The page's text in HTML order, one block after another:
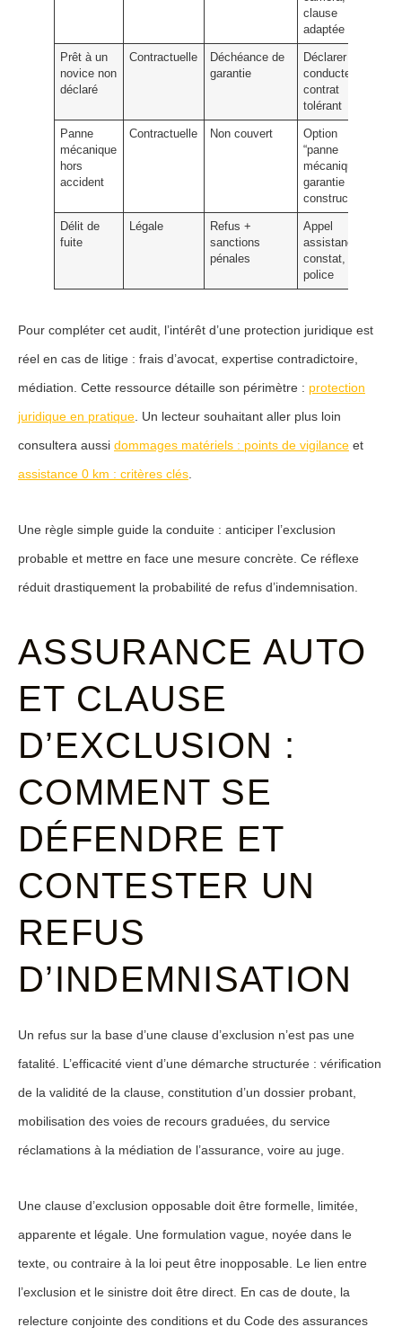
clause
adaptée
Prêt à un
novice non
déclaré
Contractuelle
Déchéance de
garantie
Déclarer
conducteur,
contrat
tolérant
Panne
mécanique
hors
accident
Contractuelle Non couvert
Option
“panne
mécanique”,
garantie
constructeur
Délit de
fuite
Légale
Refus +
sanctions
pénales
Appel
assistance,
constat,
police
Pour compléter cet audit, l’intérêt d’une protection juridique est
réel en cas de litige : frais d’avocat, expertise contradictoire,
médiation. Cette ressource détaille son périmètre : protection
juridique en pratique . Un lecteur souhaitant aller plus loin
consultera aussi dommages matériels : points de vigilance et
assistance 0 km : critères clés
Une règle simple guide la conduite : anticiper l’exclusion
probable et mettre en face une mesure concrète. Ce réflexe
réduit drastiquement la probabilité de refus d’indemnisation.
ASSURANCE AUTO
ET CLAUSE
D’EXCLUSION :
COMMENT SE
DÉFENDRE ET
CONTESTER UN
REFUS
D’INDEMNISATION
Un refus sur la base d’une clause d’exclusion n’est pas une
fatalité. L’efficacité vient d’une démarche structurée : vérification
de la validité de la clause, constitution d’un dossier probant,
mobilisation des voies de recours graduées, du service
réclamations à la médiation de l’assurance, voire au juge.
Une clause d’exclusion opposable doit être formelle, limitée,
apparente et légale . Une formulation vague, noyée dans le
texte, ou contraire à la loi peut être inopposable. Le lien entre
l’exclusion et le sinistre doit être direct. En cas de doute, la
relecture conjointe des conditions et du Code des assurances